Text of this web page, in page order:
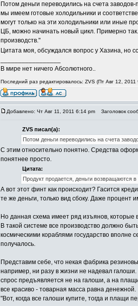
Потом деньги переводились на счета
мы имеем готовые холодильники и
могут только на эти холодильники или иные
ЦБ, можно начинать новый цикл. Примерно
производств."
Цитата моя, обсуждался вопрос у Хазина, но
В мире нет ничего Абсолютного..
Последний раз редактировалось: ZVS (Пт Авг 12, 2011
Добавлено: Чт Авг 11, 2011 6:14 pm Заголовок
ZVS писал(а):
Потом деньги переводились на счета
С этим относительно понятно. Средства
понятнее просто.
Цитата:
Продукт продается, деньги возвращаются
А вот этот финт как происходит? Гасится
те же деньги, только вид сбоку. Даже процент
Но данная схема имеет ряд изъянов, которые
В такой системе все производство должно
космическими кораблями государство вполне
получалось.
Представим себе, что некая фабрика
например, ни разу в жизни не надевал
спрос предъявляется не на галоши, а на
все красиво - товарная масса равна денежной.
"Вот, когда все галоши купите, тогда и плащи